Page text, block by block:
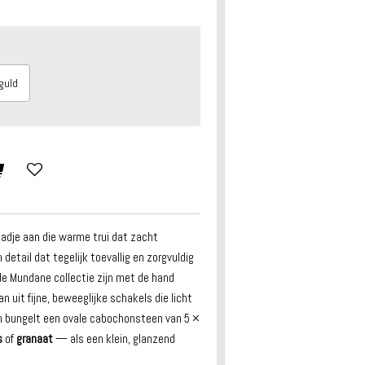
aan die warme trui dat zacht
dat tegelijk toevallig en zorgvuldig
Mundane collectie zijn met de hand
uit fijne, beweeglijke schakels die licht
bungelt een ovale cabochonsteen van 5 ×
of granaat— als een klein, glanzend